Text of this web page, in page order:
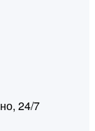
24/7